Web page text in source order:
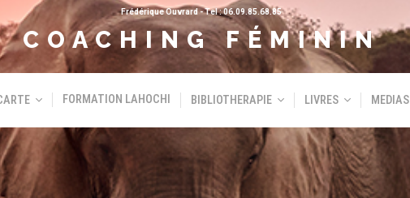
Frédérique Ouvrard - Tel :06.09.85.68.85
COACHING FÉMININ
FORMATION LAHOCHI BIBLIOTHERAPIE LIVRES MEDIAS